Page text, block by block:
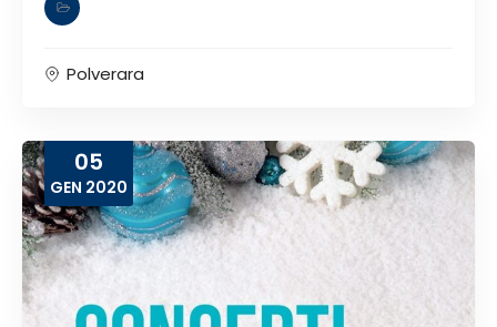
Polverara
05
GEN 2020